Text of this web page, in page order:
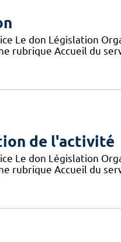
Le don Législation
rubrique Accueil du
de l'activité
Le don Législation
rubrique Accueil du